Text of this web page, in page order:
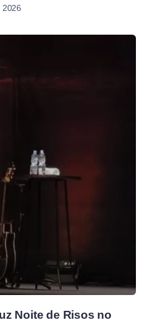
2026
Noite de Risos no